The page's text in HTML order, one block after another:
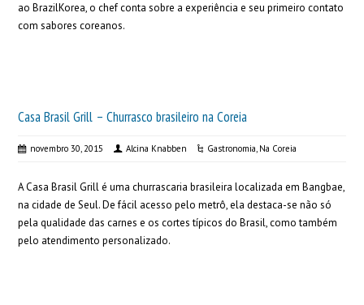
ao BrazilKorea, o chef conta sobre a experiência e seu primeiro contato
com sabores coreanos.
Casa Brasil Grill – Churrasco brasileiro na Coreia
novembro 30, 2015 Alcina Knabben Gastronomia, Na Coreia
A Casa Brasil Grill é uma churrascaria brasileira localizada em Bangbae,
na cidade de Seul. De fácil acesso pelo metrô, ela destaca-se não só
pela qualidade das carnes e os cortes típicos do Brasil, como também
pelo atendimento personalizado.